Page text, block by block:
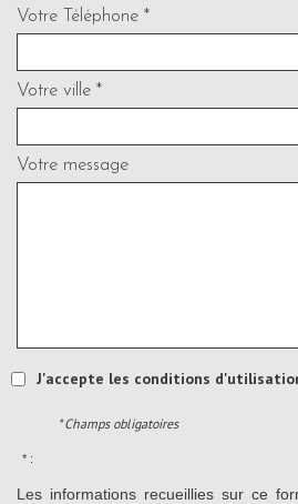
Votre Téléphone *
Votre ville *
Votre message
J'accepte les conditions
* Champs obligatoires
* :
Les informations recueillies sur ce